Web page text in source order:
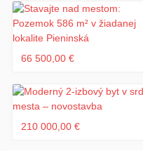
66 500,00 €
210 000,00 €